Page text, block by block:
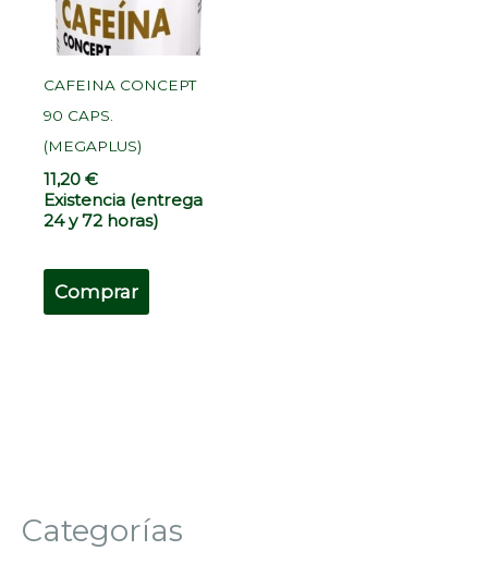
Categorías
CAFEINA CONCEPT
90 CAPS.
(MEGAPLUS)
11,20€
Existencia (entrega
24 y 72 horas)
Comprar